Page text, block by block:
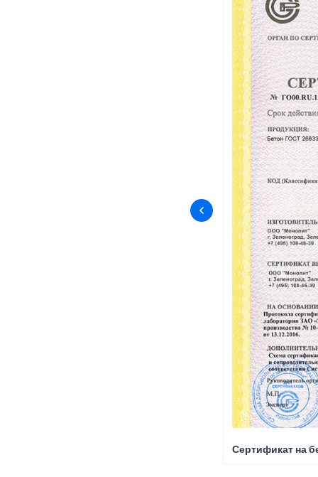
Сертификат на